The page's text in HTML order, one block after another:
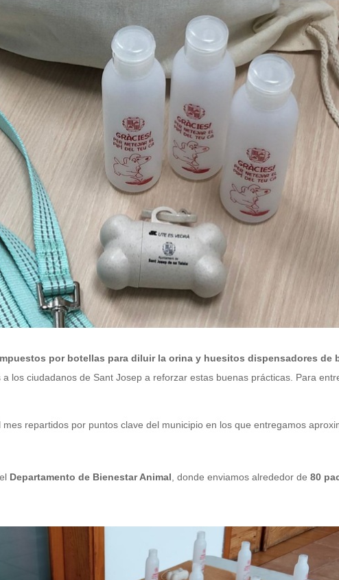
por botellas para diluir la orina y huesitos dispensadores de
los ciudadanos de Sant Josep a reforzar estas buenas prácticas. Para
repartidos por puntos clave del municipio en los que entregamos
Departamento de Bienestar Animal , donde enviamos alrededor de80